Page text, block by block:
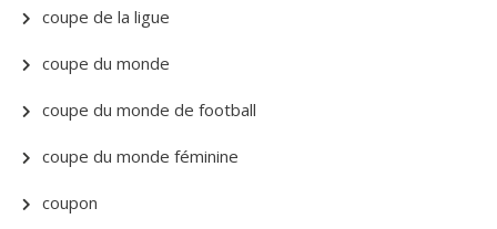
coupe de la ligue
coupe du monde
coupe du monde de football
coupe du monde féminine
coupon